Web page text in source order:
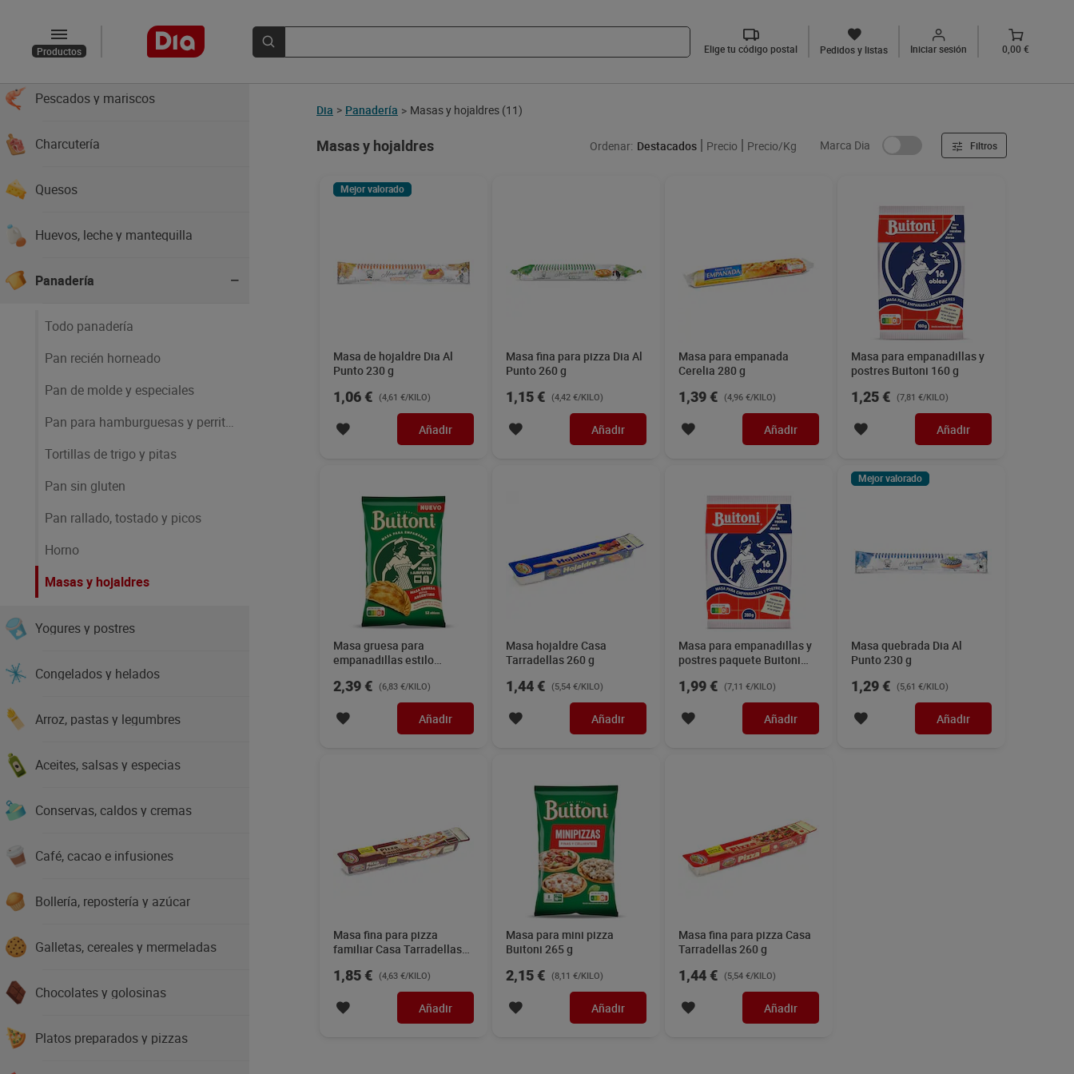
Productos Elige tu código postal Pedidos y listas Iniciar sesión 0,00 €
Carnes
Pescados y mariscos
Charcutería
Quesos
Huevos, leche y mantequilla
Panadería
Todo panadería
Pan recién horneado
Pan de molde y especiales
Pan para hamburguesas y perritos
Tortillas de trigo y pitas
Pan sin gluten
Pan rallado, tostado y picos
Horno
Masas y hojaldres
Yogures y postres
Congelados y helados
Arroz, pastas y legumbres
Aceites, salsas y especias
Conservas, caldos y cremas
Café, cacao e infusiones
Bollería, repostería y azúcar
Galletas, cereales y mermeladas
Chocolates y golosinas
Platos preparados y pizzas
Dia > Panadería > Masas y hojaldres (11)
Masas y hojaldres Ordenar: Destacados Precio Precio/Kg Marca Dia Filtros
Mejor valorado
Masa de hojaldre Dia Al
Punto 230 g
1,06 € (4,61 €/KILO)
Añadir
Masa fina para pizza Dia Al
Punto 260 g
1,15 € (4,42 €/KILO)
Añadir
Masa para empanada
Cerelia 280 g
1,39 € (4,96 €/KILO)
Añadir
Masa para empanadillas y
postres Buitoni 160 g
1,25 € (7,81 €/KILO)
Añadir
Masa gruesa para
empanadillas estilo
2,39 € (6,83 €/KILO)
Añadir
Masa hojaldre Casa
Tarradellas 260 g
1,44 € (5,54 €/KILO)
Añadir
Masa para empanadillas y
postres paquete Buitoni
1,99 € (7,11 €/KILO)
Añadir
Mejor valorado
Masa quebrada Dia Al
Punto 230 g
1,29 € (5,61 €/KILO)
Añadir
Masa fina para pizza
familiar Casa Tarradellas
1,85 € (4,63 €/KILO)
Añadir
Masa para mini pizza
Buitoni 265 g
2,15 € (8,11 €/KILO)
Añadir
Masa fina para pizza Casa
Tarradellas 260 g
1,44 € (5,54 €/KILO)
Añadir